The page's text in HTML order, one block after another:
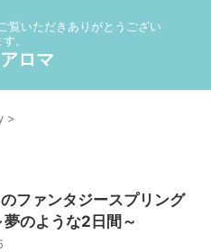
覧いただきありがとうござい
す。
ロマ
>
ファンタジースプリング
夢のような2日間～